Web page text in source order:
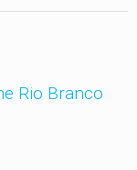
Rio Branco